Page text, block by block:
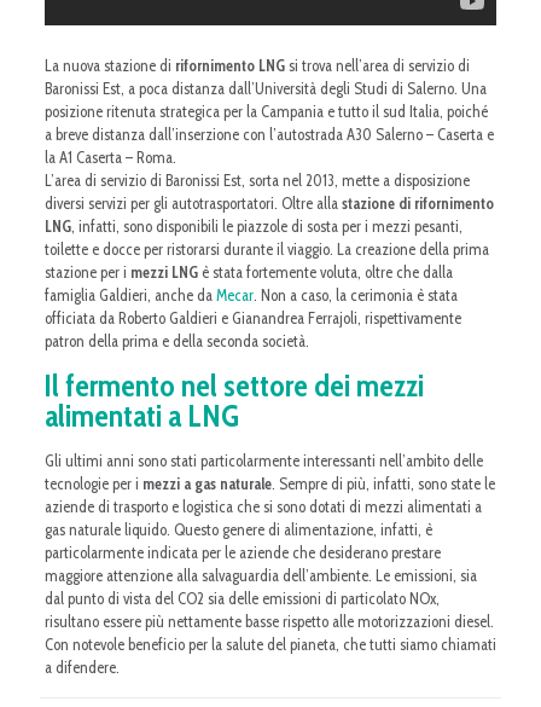
La nuova stazione di rifornimento LNGsi trova nell’area di servizio di
Baronissi Est, a poca distanza dall’Università degli Studi di Salerno. Una
posizione ritenuta strategica per la Campania e tutto il sud Italia, poiché
a breve distanza dall’inserzione con l’autostrada A30 Salerno – Caserta e
la A1 Caserta – Roma.
L’area di servizio di Baronissi Est, sorta nel 2013, mette a disposizione
diversi servizi per gli autotrasportatori. Oltre allastazione di rifornimento
LNG, infatti, sono disponibili le piazzole di sosta per i mezzi pesanti,
toilette e docce per ristorarsi durante il viaggio. La creazione della prima
stazione per i mezzi LNGè stata fortemente voluta, oltre che dalla
famiglia Galdieri, anche daMecar. Non a caso, la cerimonia è stata
officiata da Roberto Galdieri e Gianandrea Ferrajoli, rispettivamente
patron della prima e della seconda società.
Il fermento nel settore dei mezzi
alimentati a LNG
Gli ultimi anni sono stati particolarmente interessanti nell’ambito delle
tecnologie per i mezzi a gas naturale. Sempre di più, infatti, sono state le
aziende di trasporto e logistica che si sono dotati di mezzi alimentati a
gas naturale liquido. Questo genere di alimentazione, infatti, è
particolarmente indicata per le aziende che desiderano prestare
maggiore attenzione alla salvaguardia dell’ambiente. Le emissioni, sia
dal punto di vista del CO2 sia delle emissioni di particolato NOx,
risultano essere più nettamente basse rispetto alle motorizzazioni diesel.
Con notevole beneficio per la salute del pianeta, che tutti siamo chiamati
a difendere.